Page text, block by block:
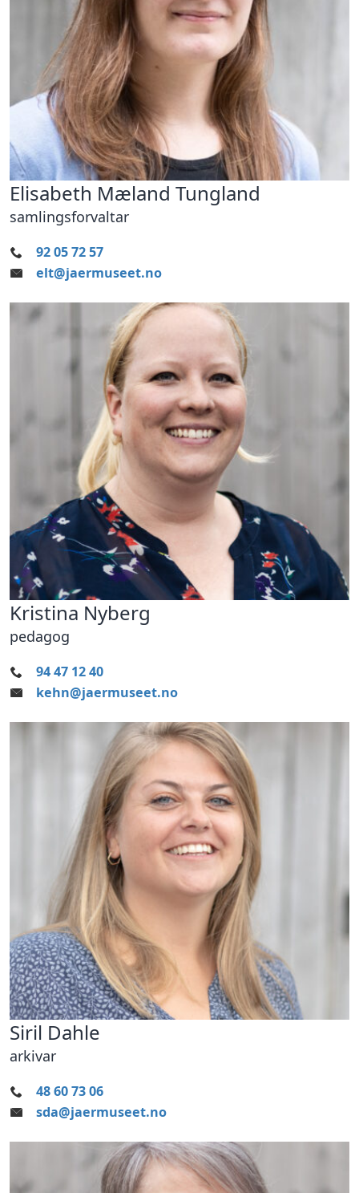
Elisabeth Mæland Tungland
samlingsforvaltar
92 05 72 57
elt@jaermuseet.no
Kristina Nyberg
pedagog
94 47 12 40
kehn@jaermuseet.no
Siril Dahle
arkivar
48 60 73 06
sda@jaermuseet.no